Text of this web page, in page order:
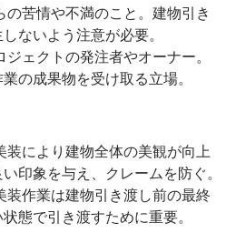
情や不満のこと。建物引き
ないよう注意が必要。
クトの発注者やオーナー。
の成果物を受け取る立場。
り建物全体の美観が向上
印象を与え、クレームを防ぐ。
業は建物引き渡し前の最終
態で引き渡すために重要。